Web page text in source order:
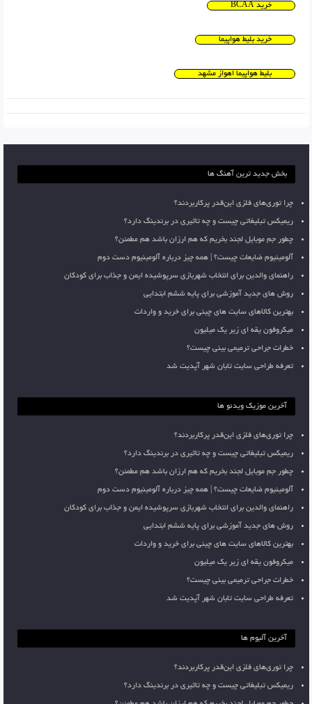
خرید BCAA
خرید بلیط هواپیما
بلیط هواپیما اهواز مشهد
بخش جدید ترین آهنگ ها
چرا توری‌های فلزی این‌قدر پرکاربردند؟
ریمیکس تبلیغاتی چیست و چه تاثیری در برندینگ دارد؟
چطور جم موبایل لجند بخریم که هم ارزان باشد هم مطمئن؟
آلومینیوم ضایعات چیست؟ | همه چیز درباره آلومینیوم دست دوم
راهنمای والدین برای انتخاب شهربازی سرپوشیده ایمن و جذاب برای کودکان
روش های جدید آموزشی برای پایه ششم ابتدایی
بهترین کالاهای سایت های چینی برای خرید و واردات
میکروفون یقه ای زیر یک میلیون
خطرات جراحی ترمیمی بینی چیست؟
تعرفه طراحی سایت تابان شهر آپدیت شد
آخرین موزیک ویدئو ها
چرا توری‌های فلزی این‌قدر پرکاربردند؟
ریمیکس تبلیغاتی چیست و چه تاثیری در برندینگ دارد؟
چطور جم موبایل لجند بخریم که هم ارزان باشد هم مطمئن؟
آلومینیوم ضایعات چیست؟ | همه چیز درباره آلومینیوم دست دوم
راهنمای والدین برای انتخاب شهربازی سرپوشیده ایمن و جذاب برای کودکان
روش های جدید آموزشی برای پایه ششم ابتدایی
بهترین کالاهای سایت های چینی برای خرید و واردات
میکروفون یقه ای زیر یک میلیون
خطرات جراحی ترمیمی بینی چیست؟
تعرفه طراحی سایت تابان شهر آپدیت شد
آخرین آلبوم ها
چرا توری‌های فلزی این‌قدر پرکاربردند؟
ریمیکس تبلیغاتی چیست و چه تاثیری در برندینگ دارد؟